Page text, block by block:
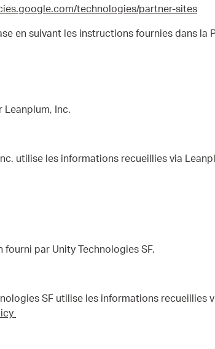
technologies/partner-sites
en suivant les instructions fournies dans la
Leanplum, Inc.
utilise les informations recueillies via
fourni par Unity Technologies SF.
SF utilise les informations recueillies